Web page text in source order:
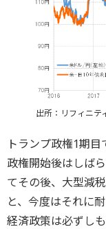
出所：リフィニテ
トランプ政権1期目
政権開始後はしば
てその後、大型減
と、今度はそれに
経済政策は必ずし